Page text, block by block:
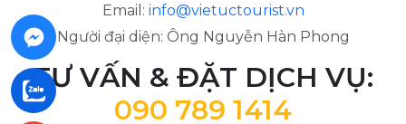
Email: info@vietuctourist.vn
Người đại diện: Ông Nguyễn Hàn Phong
TƯ VẤN & ĐẶT DỊCH VỤ:
090 789 1414